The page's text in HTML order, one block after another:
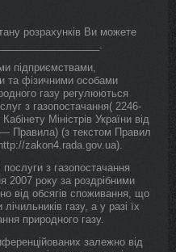
розрахунків Ви можете
підприємствами,
та фізичними особами
газу регулюються
з газопостачання( 2246-
Міністрів України від
Правила) (з текстом Правил
zakon4.rada.gov.ua).
з газопостачання
2007 року за роздрібними
від обсягів споживання, що
газу, а у разі їх
природного газу.
залежно від